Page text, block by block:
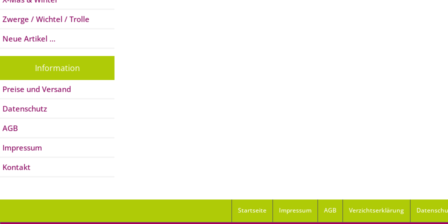
Zwerge / Wichtel / Trolle
Neue Artikel ...
Information
Preise und Versand
Datenschutz
AGB
Impressum
Kontakt
Startseite Impressum AGB Verzichtserklärung